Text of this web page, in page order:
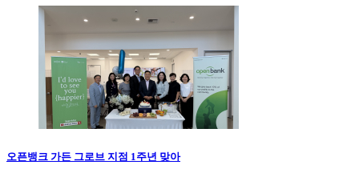
오픈뱅크 가든 그로브 지점 1주년 맞아